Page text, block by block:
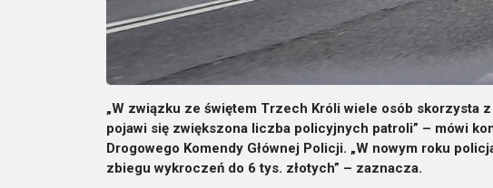
„W związku ze świętem Trzech Króli wiele osób skorzysta
pojawi się zwiększona liczba policyjnych patroli” – mówi
Drogowego Komendy Głównej Policji. „W nowym roku
zbiegu wykroczeń do 6 tys. złotych” – zaznacza.